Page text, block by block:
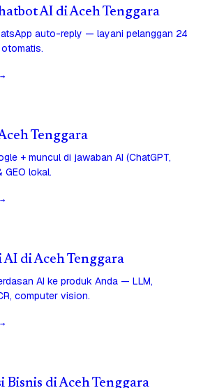
AI di Aceh Tenggara
auto-reply — layani pelanggan 24
Tenggara
+ muncul di jawaban AI (ChatGPT,
GEO lokal.
AI di Aceh Tenggara
AI ke produk Anda — LLM,
computer vision.
Bisnis di Aceh Tenggara